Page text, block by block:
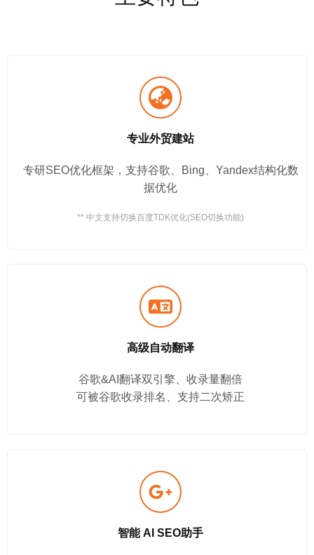
专业外贸建站
专研SEO优化框架，支持谷歌、Bing、Yandex结构化数
据优化
** 中文支持切换百度TDK优化(SEO切换功能)
高级自动翻译
谷歌&AI翻译双引擎、收录量翻倍
可被谷歌收录排名、支持二次矫正
智能 AI SEO助手